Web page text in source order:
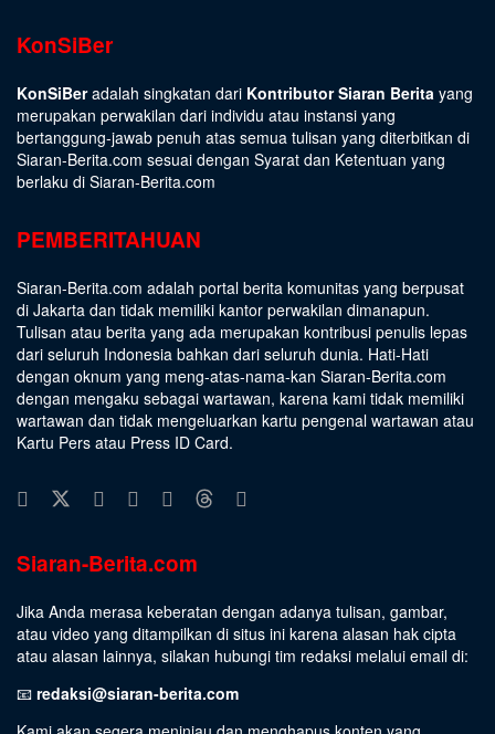
KonSiBer
KonSiBeradalah singkatan dari Kontributor Siaran Berita yang
merupakan perwakilan dari individu atau instansi yang
bertanggung-jawab penuh atas semua tulisan yang diterbitkan di
Siaran-Berita.com sesuai dengan Syarat dan Ketentuan yang
berlaku di Siaran-Berita.com
PEMBERITAHUAN
Siaran-Berita.com adalah portal berita komunitas yang berpusat
di Jakarta dan tidak memiliki kantor perwakilan dimanapun.
Tulisan atau berita yang ada merupakan kontribusi penulis lepas
dari seluruh Indonesia bahkan dari seluruh dunia. Hati-Hati
dengan oknum yang meng-atas-nama-kan Siaran-Berita.com
dengan mengaku sebagai wartawan, karena kami tidak memiliki
wartawan dan tidak mengeluarkan kartu pengenal wartawan atau
Kartu Pers atau Press ID Card.
Siaran-Berita.com
Jika Anda merasa keberatan dengan adanya tulisan, gambar,
atau video yang ditampilkan di situs ini karena alasan hak cipta
atau alasan lainnya, silakan hubungi tim redaksi melalui email di:
📧 redaksi@siaran-berita.com